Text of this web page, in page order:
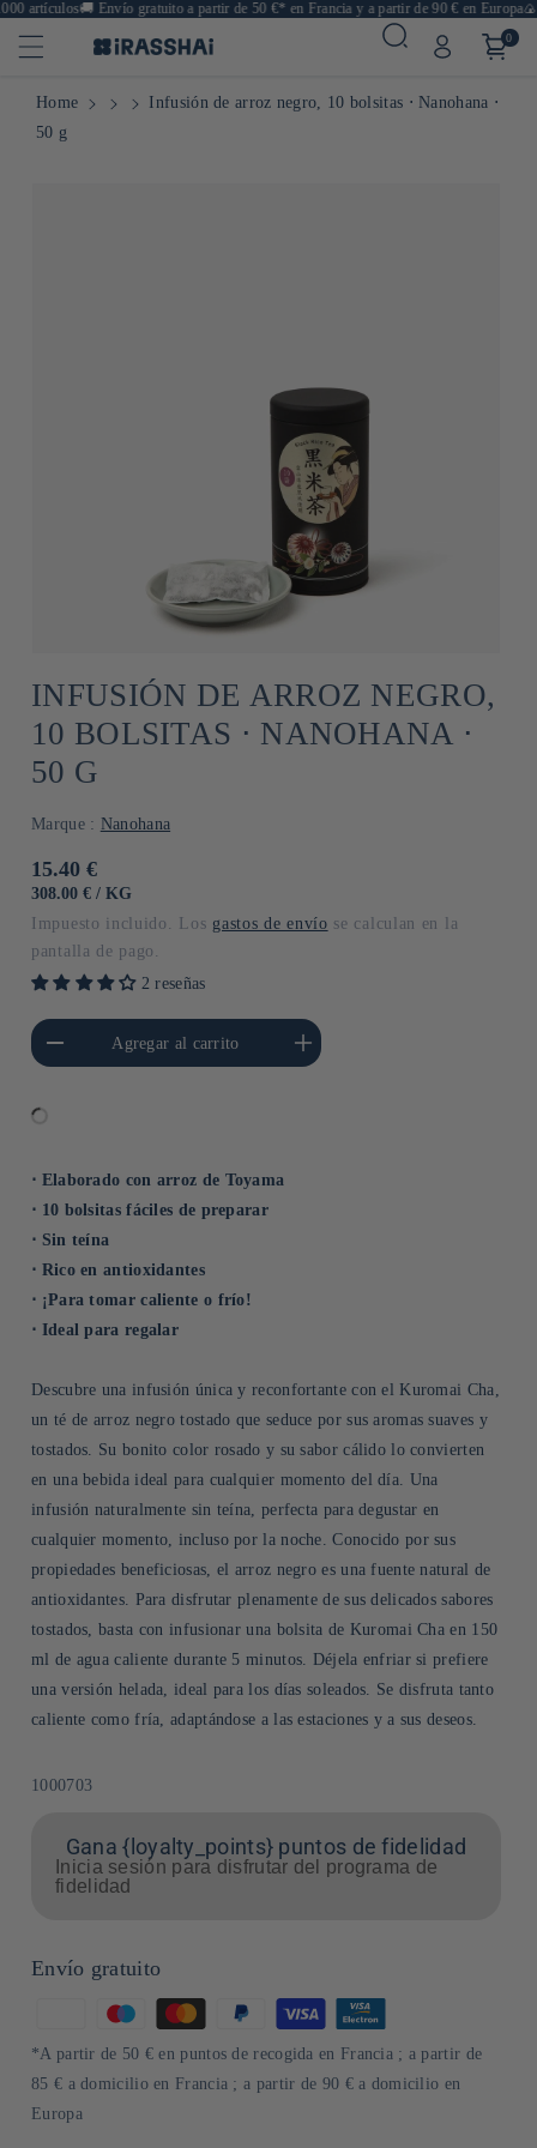
artículos🚚Envío gratuito a partir de 50 €* en Francia y a partir de 90 € en Europa🍙
0
Home
Infusión de arroz negro, 10 bolsitas ⋅ Nanohana ⋅
50 g
INFUSIÓN DE ARROZ NEGRO,
10 BOLSITAS ⋅ NANOHANA ⋅
50 G
Marque : Nanohana
Precio
habitual
15.40 €
PRECIO
308.00 € / POR
KG
Impuesto incluido. Los gastos de envío se calculan en la
pantalla de pago.
2 reseñas
para Default
Title
Agregar al carrito
Aumentar cantidad para Default
Title
⋅ Elaborado con arroz de Toyama
⋅ 10 bolsitas fáciles de preparar
⋅ Sin teína
⋅ Rico en antioxidantes
⋅ ¡Para tomar caliente o frío!
⋅ Ideal para regalar
Descubre una infusión única y reconfortante con el Kuromai Cha,
un té de arroz negro tostado que seduce por sus aromas suaves y
tostados. Su bonito color rosado y su sabor cálido lo convierten
en una bebida ideal para cualquier momento del día. Una
infusión naturalmente sin teína, perfecta para degustar en
cualquier momento, incluso por la noche. Conocido por sus
propiedades beneficiosas, el arroz negro es una fuente natural de
antioxidantes. Para disfrutar plenamente de sus delicados sabores
tostados, basta con infusionar una bolsita de Kuromai Cha en 150
ml de agua caliente durante 5 minutos. Déjela enfriar si prefiere
una versión helada, ideal para los días soleados. Se disfruta tanto
caliente como fría, adaptándose a las estaciones y a sus deseos.
SKU:
1000703
Gana {loyalty_points} puntos de fidelidad
Inicia sesión para disfrutar del programa de
fidelidad
Envío gratuito
de
pago
*A partir de 50 € en puntos de recogida en Francia ; a partir de
85 € a domicilio en Francia ; a partir de 90 € a domicilio en
Europa